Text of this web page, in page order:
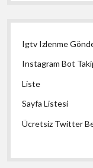
Igtv Izlenme
Instagram Bot
Liste
Sayfa Listesi
Ücretsiz Twitter